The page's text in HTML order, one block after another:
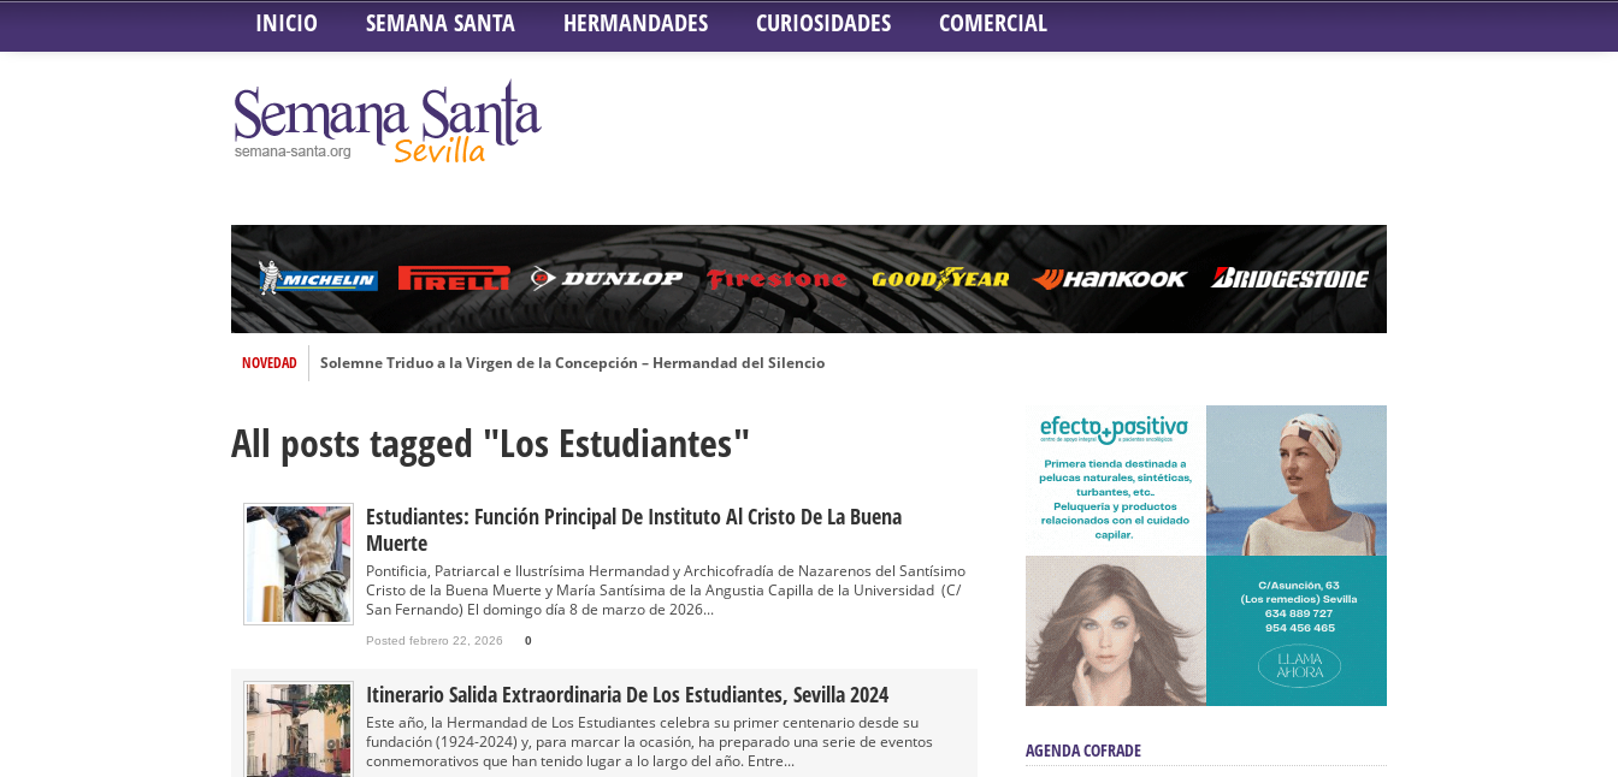
INICIO SEMANA SANTA HERMANDADES CURIOSIDADES COMERCIAL
NOVEDAD
Solemne Triduo a la Virgen de la Concepción – Hermandad del Silencio
Besamanos al Señor del Gran Poder de Sevilla
Solemne y devoto Besamanos en honor de María Santísima en su Soledad – San Lorenzo
Función Principal de Instituto a la Virgen del Valle
Besapié y Besamano en la Quinta Angustia
Gitanos: Besamanos del Señor de la Salud
Besamanos del Señor de la Divina Misericordia, Vía Crucis y Traslado – Siete Palabras
Solemne y devoto Besapiés en honor de Nuestro Padre Jesús de la Pasión
Misa Solemne en honor a Nuestra Señora de Gracia y Esperanza – San Roque
All posts tagged "Los Estudiantes"
Estudiantes: Función Principal De Instituto Al Cristo De La Buena
Muerte
Pontificia, Patriarcal e Ilustrísima Hermandad y Archicofradía de Nazarenos del Santísimo
Cristo de la Buena Muerte y María Santísima de la Angustia Capilla de la Universidad (C/
San Fernando) El domingo día 8 de marzo de 2026...
Posted febrero 22, 2026 0
Itinerario Salida Extraordinaria De Los Estudiantes, Sevilla 2024
Este año, la Hermandad de Los Estudiantes celebra su primer centenario desde su
fundación (1924-2024) y, para marcar la ocasión, ha preparado una serie de eventos
conmemorativos que han tenido lugar a lo largo del año. Entre...
AGENDA COFRADE